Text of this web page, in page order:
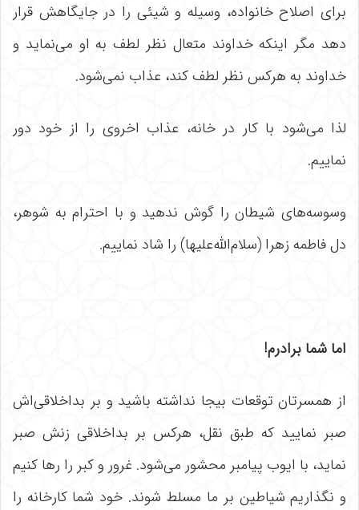
برای اصلاح خانواده، وسیله و شیئی را در جایگاهش قرار
دهد مگر اینکه خداوند متعال نظر لطف به او می‌نماید و
خداوند به هرکس نظر لطف کند، عذاب نمی‌شود.
لذا می‌شود با کار در خانه، عذاب اخروی را از خود دور
نماییم.
وسوسه‌های شیطان را گوش ندهید و با احترام به شوهر،
دل فاطمه زهرا (سلام‌الله‌علیها) را شاد نماییم.
اما شما برادرم!
از همسرتان توقعات بیجا نداشته باشید و بر بداخلاقی‌اش
صبر نمایید که طبق نقل، هرکس بر بداخلاقی زنش صبر
نماید، با ایوب پیامبر محشور می‌شود. غرور و کبر را رها کنیم
و نگذاریم شیاطین بر ما مسلط شوند. خود شما کارخانه را